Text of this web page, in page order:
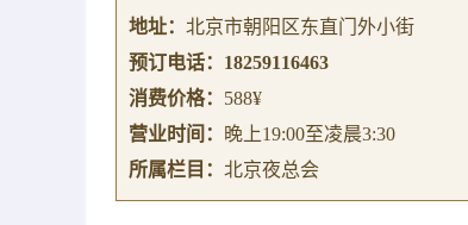
地址： 北京市朝阳区东直门外小街
预订电话： 18259116463
消费价格： 588¥
营业时间：
晚上19:00至凌晨3:30
所属栏目： 北京夜总会